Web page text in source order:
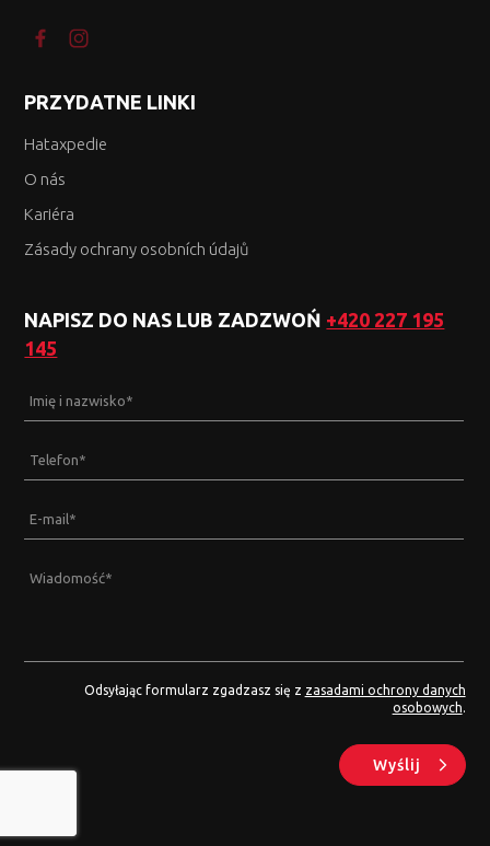
PRZYDATNE LINKI
Hataxpedie
O nás
Kariéra
Zásady ochrany osobních údajů
NAPISZ DO NAS LUB ZADZWOŃ +420 227 195
145
Imię i nazwisko*
Telefon*
E-mail*
Wiadomość*
Odsyłając formularz zgadzasz się z zasadami ochrony danych
osobowych.
Wyślij